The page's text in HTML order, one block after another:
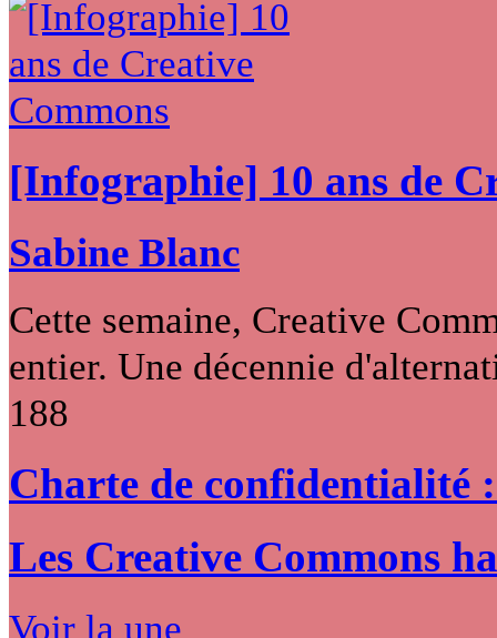
[Infographie] 10 ans de
Sabine Blanc
Cette semaine, Creative
entier. Une décennie
188
Charte de confidentialité
Les Creative Commons
Voir la une